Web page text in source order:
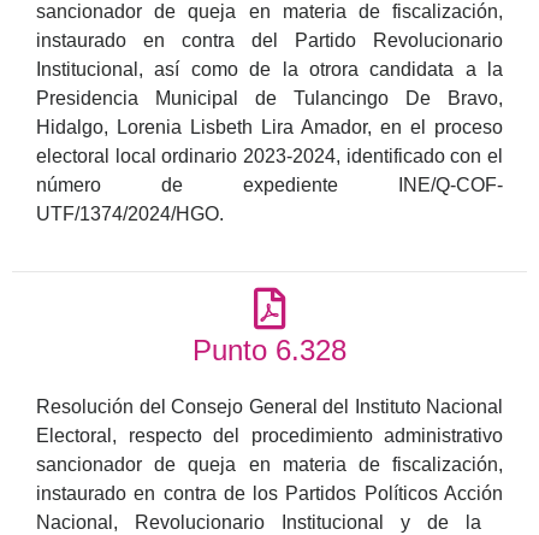
sancionador de queja en materia de fiscalización,
instaurado en contra del Partido Revolucionario
Institucional, así como de la otrora candidata a la
Presidencia Municipal de Tulancingo De Bravo,
Hidalgo, Lorenia Lisbeth Lira Amador, en el proceso
electoral local ordinario 2023-2024, identificado con el
número de expediente INE/Q-COF-
UTF/1374/2024/HGO.
Punto 6.328
Resolución del Consejo General del Instituto Nacional
Electoral, respecto del procedimiento administrativo
sancionador de queja en materia de fiscalización,
instaurado en contra de los Partidos Políticos Acción
Nacional, Revolucionario Institucional y de la